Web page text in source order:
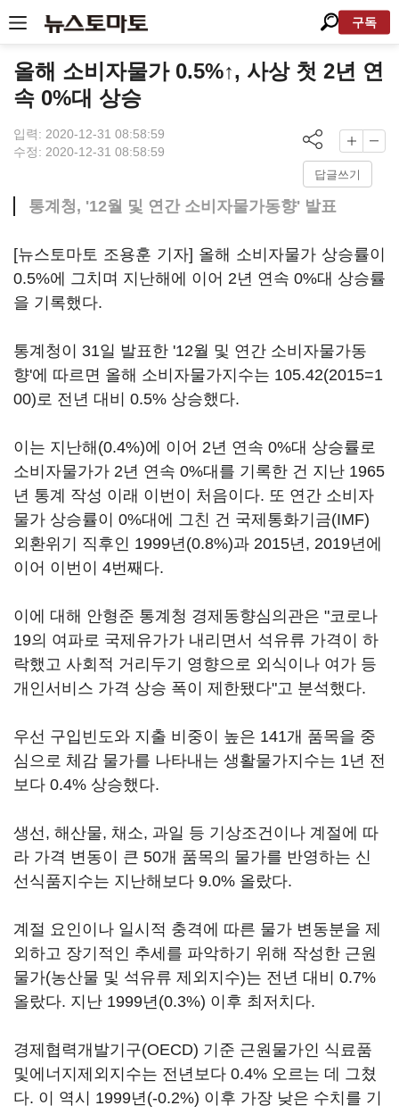
구독
올해 소비자물가 0.5%↑, 사상 첫 2년 연
속 0%대 상승
입력: 2020-12-31 08:58:59
수정: 2020-12-31 08:58:59
답글쓰기
통계청, '12월 및 연간 소비자물가동향' 발표
[뉴스토마토 조용훈 기자] 올해 소비자물가 상승률이
0.5%에 그치며 지난해에 이어 2년 연속 0%대 상승률
을 기록했다.
통계청이 31일 발표한 '12월 및 연간 소비자물가동
향'에 따르면 올해 소비자물가지수는 105.42(2015=1
00)로 전년 대비 0.5% 상승했다.
이는 지난해(0.4%)에 이어 2년 연속 0%대 상승률로
소비자물가가 2년 연속 0%대를 기록한 건 지난 1965
년 통계 작성 이래 이번이 처음이다. 또 연간 소비자
물가 상승률이 0%대에 그친 건 국제통화기금(IMF)
외환위기 직후인 1999년(0.8%)과 2015년, 2019년에
이어 이번이 4번째다.
이에 대해 안형준 통계청 경제동향심의관은 "코로나
19의 여파로 국제유가가 내리면서 석유류 가격이 하
락했고 사회적 거리두기 영향으로 외식이나 여가 등
개인서비스 가격 상승 폭이 제한됐다"고 분석했다.
우선 구입빈도와 지출 비중이 높은 141개 품목을 중
심으로 체감 물가를 나타내는 생활물가지수는 1년 전
보다 0.4% 상승했다.
생선, 해산물, 채소, 과일 등 기상조건이나 계절에 따
라 가격 변동이 큰 50개 품목의 물가를 반영하는 신
선식품지수는 지난해보다 9.0% 올랐다.
계절 요인이나 일시적 충격에 따른 물가 변동분을 제
외하고 장기적인 추세를 파악하기 위해 작성한 근원
물가(농산물 및 석유류 제외지수)는 전년 대비 0.7%
올랐다. 지난 1999년(0.3%) 이후 최저치다.
경제협력개발기구(OECD) 기준 근원물가인 식료품
및에너지제외지수는 전년보다 0.4% 오르는 데 그쳤
다. 이 역시 1999년(-0.2%) 이후 가장 낮은 수치를 기